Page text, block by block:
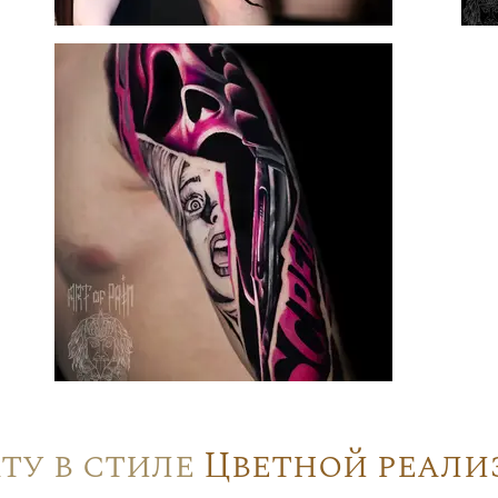
в стиле Цветной